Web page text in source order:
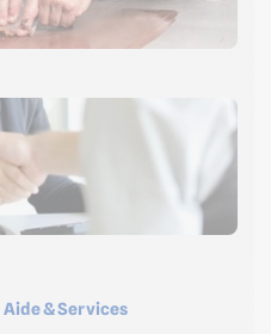
Aide & Services